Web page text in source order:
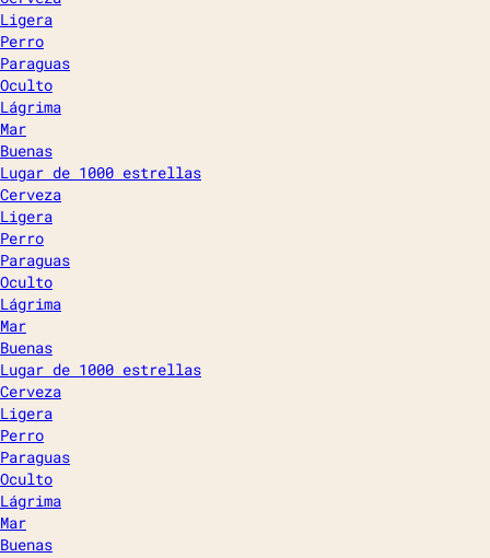
Ligera
Perro
Paraguas
Oculto
Lágrima
Mar
Buenas
Lugar de 1000 estrellas
Cerveza
Ligera
Perro
Paraguas
Oculto
Lágrima
Mar
Buenas
Lugar de 1000 estrellas
Cerveza
Ligera
Perro
Paraguas
Oculto
Lágrima
Mar
Buenas